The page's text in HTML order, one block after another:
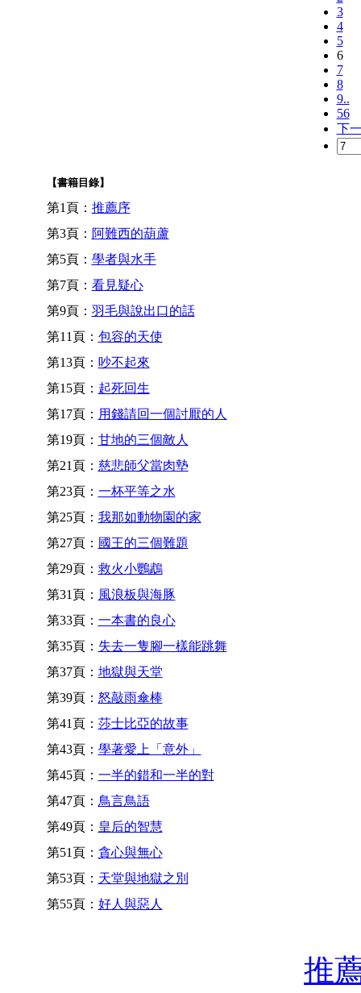
3
4
5
6
7
8
9..
56
下
【書籍目錄】
第1頁： 推薦序
第3頁： 阿難西的葫蘆
第5頁： 學者與水手
第7頁： 看見疑心
第9頁： 羽毛與說出口的話
第11頁： 包容的天使
第13頁： 吵不起來
第15頁： 起死回生
第17頁： 用錢請回一個討厭的人
第19頁： 甘地的三個敵人
第21頁： 慈悲師父當肉墊
第23頁： 一杯平等之水
第25頁： 我那如動物園的家
第27頁： 國王的三個難題
第29頁： 救火小鸚鵡
第31頁： 風浪板與海豚
第33頁： 一本書的良心
第35頁： 失去一隻腳一樣能跳舞
第37頁： 地獄與天堂
第39頁： 怒敲雨傘棒
第41頁： 莎士比亞的故事
第43頁： 學著愛上「意外」
第45頁： 一半的錯和一半的對
第47頁： 鳥言鳥語
第49頁： 皇后的智慧
第51頁： 貪心與無心
第53頁： 天堂與地獄之別
第55頁： 好人與惡人
推